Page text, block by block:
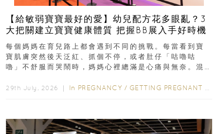
【給敏弱寶寶最好的愛】幼兒配方花多眼亂？3
大把關建立寶寶健康體質 把握BB展入手好時機
每個媽媽在育兒路上都會遇到不同的挑戰。每當看到寶
寶肌膚突然後天泛紅、抓個不停，或者肚仔「咕嚕咕
嚕」不舒服而哭鬧時，媽媽心裡總滿是心痛與無奈。混
29th July, 2026 ｜ In PREGNANCY / GETTING PREGNANT